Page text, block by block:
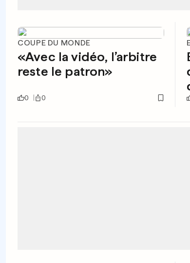
COUPE DU MONDE
«Avec la vidéo, l’arbitre
reste le patron»
0 0